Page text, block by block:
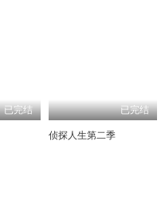
已完结 已完结
侦探人生第二季